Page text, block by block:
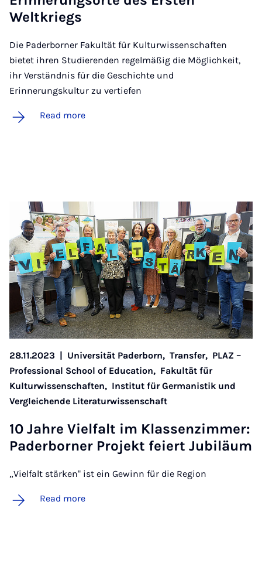
Weltkriegs
Die Paderborner Fakultät für Kulturwissenschaften
bietet ihren Studierenden regelmäßig die Möglichkeit,
ihr Verständnis für die Geschichte und
Erinnerungskultur zu vertiefen
Read more
28.11.2023 | Universität Paderborn, Transfer, PLAZ –
Professional School of Education, Fakultät für
Kulturwissenschaften, Institut für Germanistik und
Vergleichende Literaturwissenschaft
10 Jahre Viel­falt im Klassen­zi­m­mer:
Pader­borner Pro­jekt feiert Ju­biläum
„Vielfalt stärken" ist ein Gewinn für die Region
Read more